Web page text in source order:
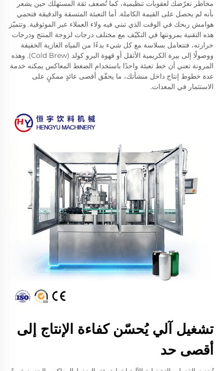
مخاطر تعرّضك لعقوبات تنظيمية، كما تُضعف ثقة المستهلك حين يشعر
بأنه لم يحصل على القيمة الكاملة. أما التعبئة المتسقة والدقيقة فتحمي
هوامش ربحك في الوقت الذي تبني فيه ولاء العملاء عبر الموثوقية. وتتميّز
هذه التقنية بمرونتها في التكيّف مع مختلف درجات لزوجة المنتج ودرجات
حرارته، فتتعامل بسلاسة مع كل شيء بدءًا من المياه الغازية الخفيفة
ووصولًا إلى بيرة الكريمية الأثقل أو قهوة البرو كولد (Cold Brew). وهذه
المرونة تعني أن خط تعبئة واحدًا باستخدام الضغط المعاكس يمكنه خدمة
عدة خطوط إنتاج داخل منشأتك، ما يحقّق أقصى عائدٍ ممكنٍ على
الاستثمار في المعدات.
تشغيل آلي يُحسّن كفاءة الإنتاج إلى
أقصى حد